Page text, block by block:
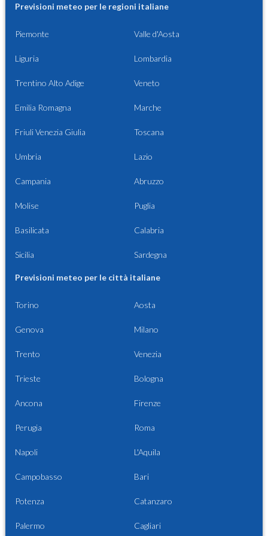
Previsioni meteo per le regioni italiane
Piemonte Valle d'Aosta
Liguria Lombardia
Trentino Alto Adige Veneto
Emilia Romagna Marche
Friuli Venezia Giulia Toscana
Umbria Lazio
Campania Abruzzo
Molise Puglia
Basilicata Calabria
Sicilia Sardegna
Previsioni meteo per le città italiane
Torino Aosta
Genova Milano
Trento Venezia
Trieste Bologna
Ancona Firenze
Perugia Roma
Napoli L'Aquila
Campobasso Bari
Potenza Catanzaro
Palermo Cagliari